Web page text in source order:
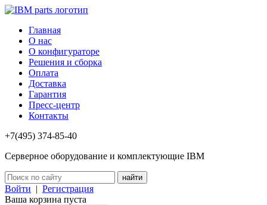
Главная
О нас
О конфигураторе
Решения и сборка
Оплата
Доставка
Гарантия
Пресс-центр
Контакты
+7(495) 374-85-40
Серверное оборудование и комплектующие IBM
Войти | Регистрация
Ваша корзина пуста